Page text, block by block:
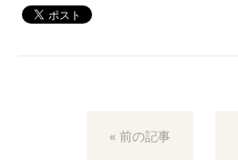
« 前の記事